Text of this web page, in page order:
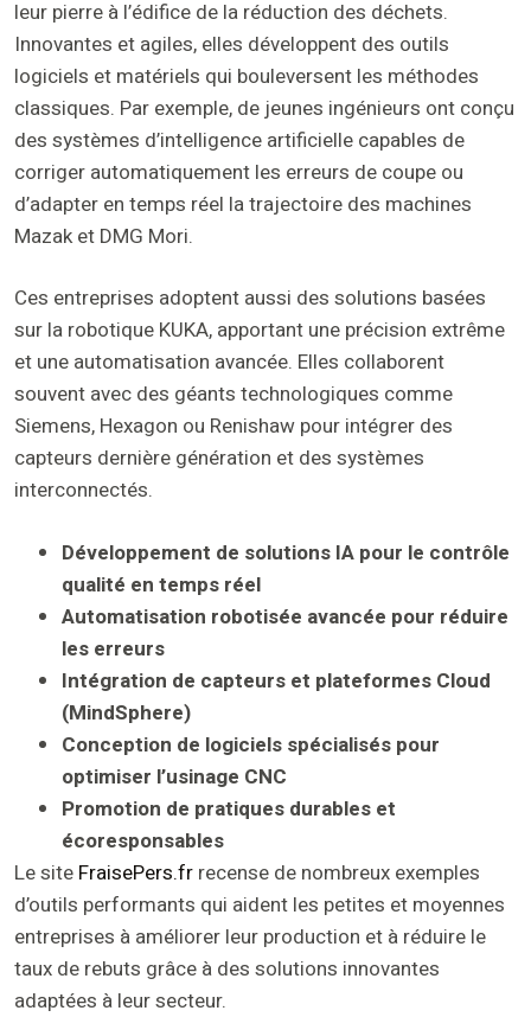
leur pierre à l’édifice de la réduction des déchets.
Innovantes et agiles, elles développent des outils
logiciels et matériels qui bouleversent les méthodes
classiques. Par exemple, de jeunes ingénieurs ont conçu
des systèmes d’intelligence artificielle capables de
corriger automatiquement les erreurs de coupe ou
d’adapter en temps réel la trajectoire des machines
Mazak et DMG Mori.
Ces entreprises adoptent aussi des solutions basées
sur la robotique KUKA, apportant une précision extrême
et une automatisation avancée. Elles collaborent
souvent avec des géants technologiques comme
Siemens, Hexagon ou Renishaw pour intégrer des
capteurs dernière génération et des systèmes
interconnectés.
Développement de solutions IA pour le contrôle
qualité en temps réel
Automatisation robotisée avancée pour réduire
les erreurs
Intégration de capteurs et plateformes Cloud
(MindSphere)
Conception de logiciels spécialisés pour
optimiser l’usinage CNC
Promotion de pratiques durables et
écoresponsables
Le site FraisePers.fr recense de nombreux exemples
d’outils performants qui aident les petites et moyennes
entreprises à améliorer leur production et à réduire le
taux de rebuts grâce à des solutions innovantes
adaptées à leur secteur.